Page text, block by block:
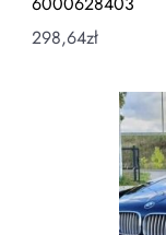
298,64zł